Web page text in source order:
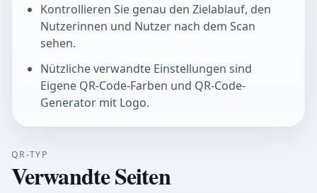
Kontrollieren Sie genau den Zielablauf, den
Nutzerinnen und Nutzer nach dem Scan
sehen.
Nützliche verwandte Einstellungen sind
Eigene QR-Code-Farben und QR-Code-
Generator mit Logo.
QR-TYP
Verwandte Seiten